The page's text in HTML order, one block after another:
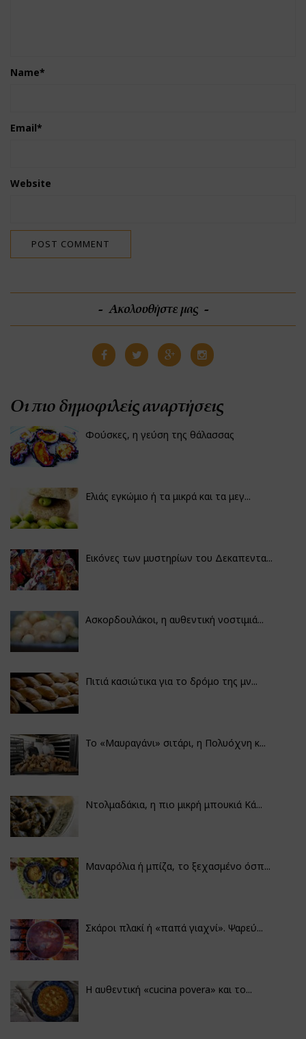
Name*
Email*
Website
Ακολουθήστε μας
Οι πιο δημοφιλείς αναρτήσεις
Φούσκες, η γεύση της θάλασσας
Ελιάς εγκώμιο ή τα μικρά και τα μεγ...
Εικόνες των μυστηρίων του Δεκαπεντα...
Ασκορδουλάκοι, η αυθεντική νοστιμιά...
Πιτιά κασιώτικα για το δρόμο της μν...
Το «Μαυραγάνι» σιτάρι, η Πολυόχνη κ...
Ντολμαδάκια, η πιο μικρή μπουκιά Κά...
Μαναρόλια ή μπίζα, το ξεχασμένο όσπ...
Σκάροι πλακί ή «παπά γιαχνί». Ψαρεύ...
Η αυθεντική «cucina povera» και το...